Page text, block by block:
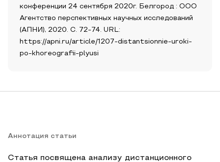
конференции 24 сентября 2020г. Белгород : ООО
Агентство перспективных научных исследований
(АПНИ), 2020. С. 72-74. URL:
https://apni.ru/article/1207-distantsionnie-uroki-
po-khoreografii-plyusi
Аннотация статьи
Статья посвящена анализу дистанционного